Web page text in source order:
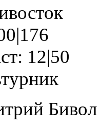
12|50
Бивол